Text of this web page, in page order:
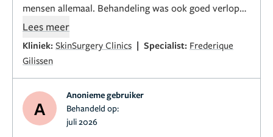
mensen allemaal. Behandeling was ook goed verlopen
en het resultaat (en de nazorg) was ook uitstekend.
Lees meer
Kliniek: SkinSurgery Clinics | Specialist: Frederique
Gilissen
A
Anonieme gebruiker
Behandeld op:
juli 2026